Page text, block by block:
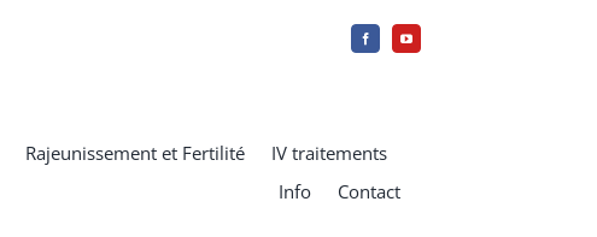
Rajeunissement et Fertilité
IV traitements
Info
Contact